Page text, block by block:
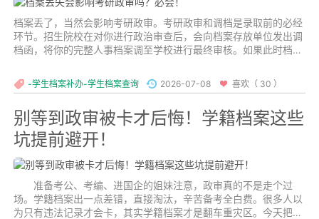
档案丢了，当然会影响考研政审。考研政审和调档是录取前的必经
环节。招生院校在对你进行政治审查后，会向档案存放单位发出调
档函，将你的完整人事档案调至学校进行最终审核。如果此时档案
会被卡住，甚至影响入学资格。...
-学生档案补办-学生档案查询 2026-07-08 喜欢（ 30 ）
别等到政审被卡才后悔！学籍档案这些
坑提前避开！
准备考公、考编、进国企的姐妹注意，政审真的不是走个过
场。学籍档案出一点差错，直接淘汰，辛苦备考全白费。很多人以
为只有违法记录才会卡，其实学籍档案才是翻车重灾区。今天把最